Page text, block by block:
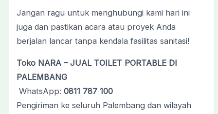
Jangan ragu untuk menghubungi kami hari ini
juga dan pastikan acara atau proyek Anda
berjalan lancar tanpa kendala fasilitas sanitasi!
Toko NARA – JUAL TOILET PORTABLE DI
PALEMBANG
WhatsApp: 0811 787 100
Pengiriman ke seluruh Palembang dan wilayah